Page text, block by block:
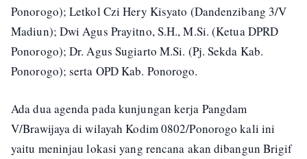
Ponorogo); Letkol Czi Hery Kisyato (Dandenzibang 3/V
Madiun); Dwi Agus Prayitno, S.H., M.Si. (Ketua DPRD
Ponorogo); Dr. Agus Sugiarto M.Si. (Pj. Sekda Kab.
Ponorogo); serta OPD Kab. Ponorogo.
Ada dua agenda pada kunjungan kerja Pangdam
V/Brawijaya di wilayah Kodim 0802/Ponorogo kali ini
yaitu meninjau lokasi yang rencana akan dibangun Brigif